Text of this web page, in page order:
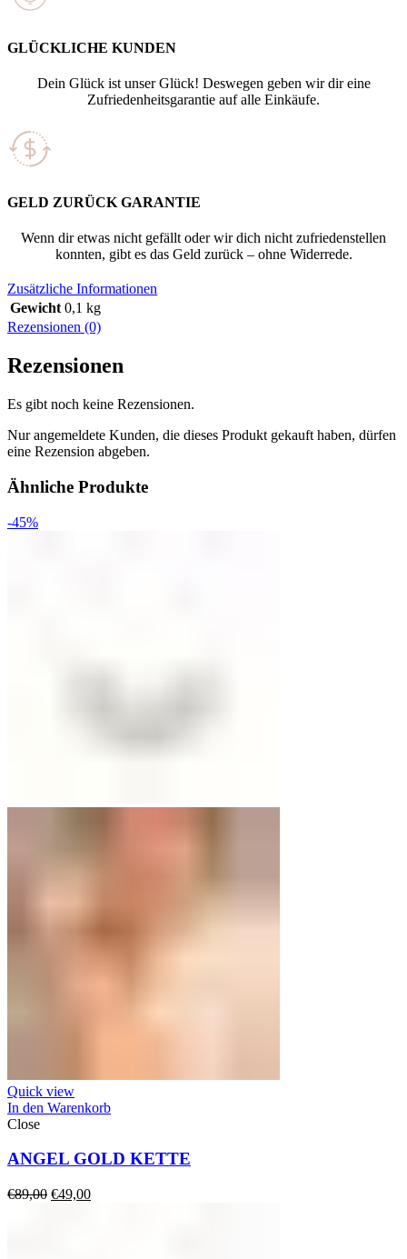
GLÜCKLICHE KUNDEN
Dein Glück ist unser Glück! Deswegen geben wir dir eine
Zufriedenheitsgarantie auf alle Einkäufe.
GELD ZURÜCK GARANTIE
Wenn dir etwas nicht gefällt oder wir dich nicht zufriedenstellen
konnten, gibt es das Geld zurück – ohne Widerrede.
Zusätzliche Informationen
Gewicht 0,1 kg
Rezensionen (0)
Rezensionen
Es gibt noch keine Rezensionen.
Nur angemeldete Kunden, die dieses Produkt gekauft haben, dürfen
eine Rezension abgeben.
Ähnliche Produkte
-45%
Quick view
In den Warenkorb
Close
ANGEL GOLD KETTE
€89,00 Ursprünglicher
€49,00Aktueller